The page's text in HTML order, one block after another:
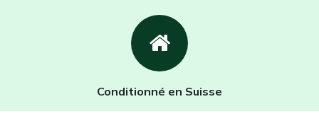
Conditionné en Suisse